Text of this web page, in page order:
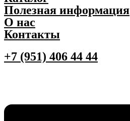
Полезная информация
О нас
Контакты
+7 (951) 406 44 44